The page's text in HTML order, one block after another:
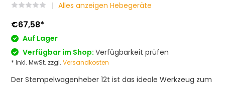
Alles anzeigen Hebegeräte
€67,58*
Auf Lager
Verfügbar im Shop:Verfügbarkeit prüfen
* Inkl. MwSt. zzgl.Versandkosten
Der Stempelwagenheber 12t ist das ideale Werkzeug zum